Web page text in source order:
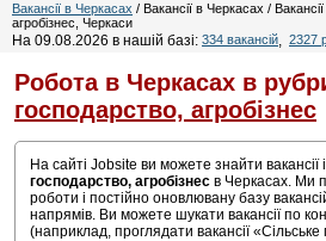
Вакансії в Черкасах / Вакансії в Черкасах /
агробізнес, Черкаси
На 09.08.2026 в нашій базі: 334 вакансій, 2327
Робота в Черкасах в
господарство, агробізнес
На сайті Jobsite ви можете знайти вакансії
господарство, агробізнес в Черкасах. Ми
роботи і постійно оновлювану базу
напрямів. Ви можете шукати вакансії по
(наприклад, проглядати вакансії